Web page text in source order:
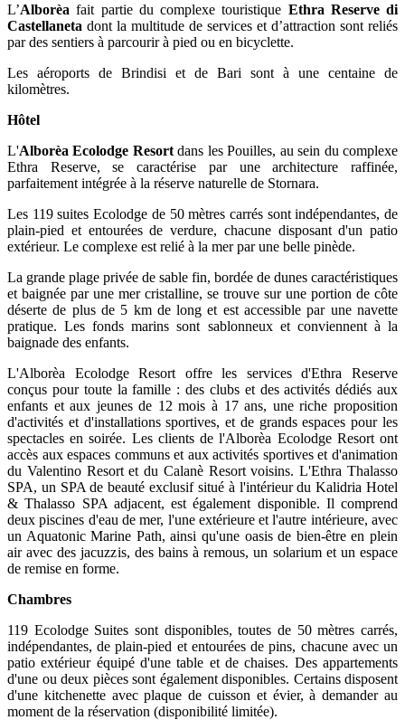
L’Alborèa fait partie du complexe touristique Ethra Reserve di
Castellaneta dont la multitude de services et d’attraction sont reliés
par des sentiers à parcourir à pied ou en bicyclette.
Les aéroports de Brindisi et de Bari sont à une centaine de
kilomètres.
Hôtel
L'Alborèa Ecolodge Resortdans les Pouilles, au sein du complexe
Ethra Reserve, se caractérise par une architecture raffinée,
parfaitement intégrée à la réserve naturelle de Stornara.
Les 119 suites Ecolodge de 50 mètres carrés sont indépendantes, de
plain-pied et entourées de verdure, chacune disposant d'un patio
extérieur. Le complexe est relié à la mer par une belle pinède.
La grande plage privée de sable fin, bordée de dunes caractéristiques
et baignée par une mer cristalline, se trouve sur une portion de côte
déserte de plus de 5 km de long et est accessible par une navette
pratique. Les fonds marins sont sablonneux et conviennent à la
baignade des enfants.
L'Alborèa Ecolodge Resort offre les services d'Ethra Reserve
conçus pour toute la famille : des clubs et des activités dédiés aux
enfants et aux jeunes de 12 mois à 17 ans, une riche proposition
d'activités et d'installations sportives, et de grands espaces pour les
spectacles en soirée. Les clients de l'Alborèa Ecolodge Resort ont
accès aux espaces communs et aux activités sportives et d'animation
du Valentino Resort et du Calanè Resort voisins. L'Ethra Thalasso
SPA, un SPA de beauté exclusif situé à l'intérieur du Kalidria Hotel
& Thalasso SPA adjacent, est également disponible. Il comprend
deux piscines d'eau de mer, l'une extérieure et l'autre intérieure, avec
un Aquatonic Marine Path, ainsi qu'une oasis de bien-être en plein
air avec des jacuzzis, des bains à remous, un solarium et un espace
de remise en forme.
Chambres
119 Ecolodge Suites sont disponibles, toutes de 50 mètres carrés,
indépendantes, de plain-pied et entourées de pins, chacune avec un
patio extérieur équipé d'une table et de chaises. Des appartements
d'une ou deux pièces sont également disponibles. Certains disposent
d'une kitchenette avec plaque de cuisson et évier, à demander au
moment de la réservation (disponibilité limitée).